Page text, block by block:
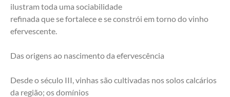
ilustram toda uma sociabilidade
refinada que se fortalece e se constrói em torno do vinho
efervescente.
Das origens ao nascimento da efervescência
Desde o século III, vinhas são cultivadas nos solos calcários
da região; os domínios